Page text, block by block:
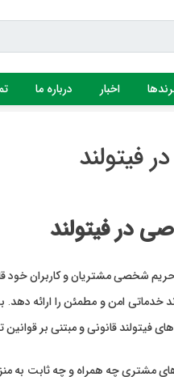
اخبار درباره ما
فیتولند
در فیتولند
حریم شخصی مشتریان و کاربران خود
خدماتی امن و مطمئن را ارائه
فیتولند قانونی و مبتنی بر
مشتری چه همراه و چه ثابت به